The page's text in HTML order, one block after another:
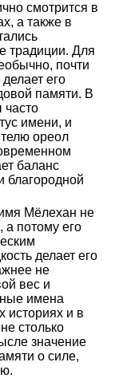
смотрится в
а также в
традиции. Для
почти
его
памяти. В
часто
имени, и
ореол
баланс
благородной
Мёлехан не
а потому его
делает его
не
вес и
имена
историях и в
столько
значение
о силе,